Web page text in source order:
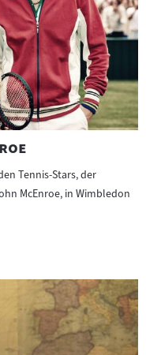
"
Tennis-Stars, der
McEnroe, in Wimbledon